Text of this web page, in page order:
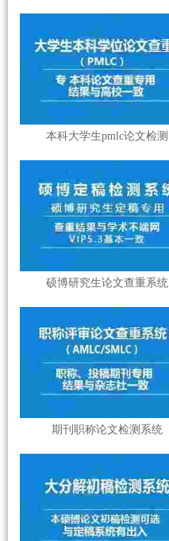
本科大学生pmlc论文检测
硕博研究生论文查重系统
期刊职称论文检测系统